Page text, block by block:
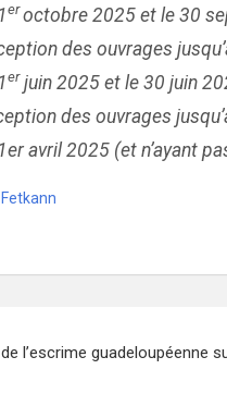
eroctobre 2025 et le 30
des ouvrages
er juin 2025 et le 30 juin
des ouvrages
avril 2025 (et n’ayant
l’escrime guadeloupéenne